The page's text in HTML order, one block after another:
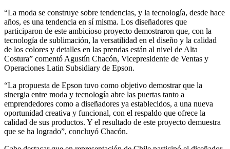
“La moda se construye sobre tendencias, y la tecnología, desde hace
años, es una tendencia en sí misma. Los diseñadores que
participaron de este ambicioso proyecto demostraron que, con la
tecnología de sublimación, la versatilidad en el diseño y la calidad
de los colores y detalles en las prendas están al nivel de Alta
Costura” comentó Agustín Chacón, Vicepresidente de Ventas y
Operaciones Latin Subsidiary de Epson.
“La propuesta de Epson tuvo como objetivo demostrar que la
sinergia entre moda y tecnología abre las puertas tanto a
emprendedores como a diseñadores ya establecidos, a una nueva
oportunidad creativa y funcional, con el respaldo que ofrece la
calidad de sus productos. Y el resultado de este proyecto demuestra
que se ha logrado”, concluyó Chacón.